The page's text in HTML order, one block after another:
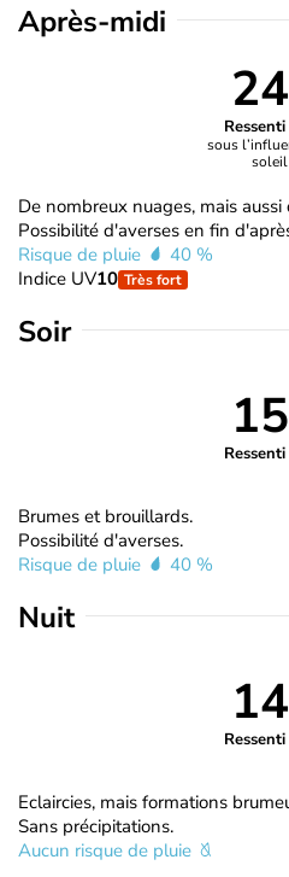
Après-midi
sous
soleil
De nombreux nuages, mais
Possibilité d'averses en fin
Risque de pluie
40 %
Indice UV10 Très fort
Soir
Brumes et brouillards.
Possibilité d'averses.
Risque de pluie
40 %
Nuit
Eclaircies, mais formations
Sans précipitations.
Aucun risque de pluie